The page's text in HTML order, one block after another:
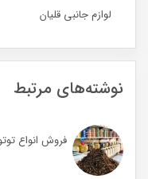
لوازم جانبی قلیان
نوشته‌های مرتبط
فروش انواع